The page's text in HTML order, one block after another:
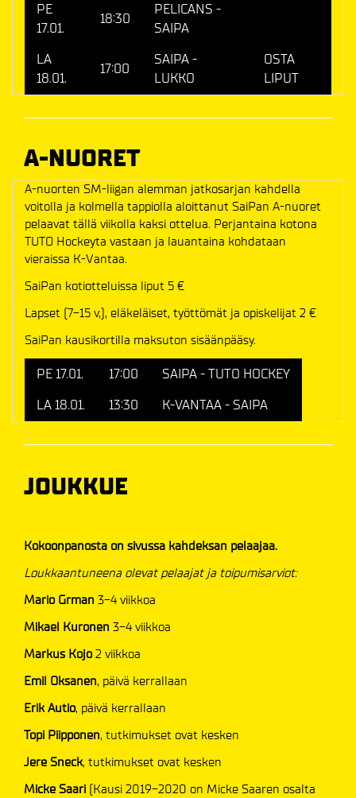
PE
17.01.
18:30
PELICANS -
SAIPA
LA
18.01.
17:00
SAIPA -
LUKKO
OSTA
LIPUT
A-NUORET
A-nuorten SM-liigan alemman jatkosarjan kahdella
voitolla ja kolmella tappiolla aloittanut SaiPan A-nuoret
pelaavat tällä viikolla kaksi ottelua. Perjantaina kotona
TUTO Hockeyta vastaan ja lauantaina kohdataan
vieraissa K-Vantaa.
SaiPan kotiotteluissa liput 5 €
Lapset (7-15 v,), eläkeläiset, työttömät ja opiskelijat 2 €
SaiPan kausikortilla maksuton sisäänpääsy.
PE 17.01. 17:00
SAIPA - TUTO HOCKEY
LA 18.01.
13:30 K-VANTAA - SAIPA
JOUKKUE
Kokoonpanosta on sivussa kahdeksan pelaajaa.
Loukkaantuneena olevat pelaajat ja toipumisarviot:
Mario Grman 3-4 viikkoa
Mikael Kuronen 3-4 viikkoa
Markus Kojo2 viikkoa
Emil Oksanen, päivä kerrallaan
Erik Autio, päivä kerrallaan
Topi Piipponen, tutkimukset ovat kesken
Jere Sneck, tutkimukset ovat kesken
Micke Saari (Kausi 2019-2020 on Micke Saaren osalta